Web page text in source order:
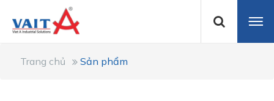
Trang chủ Sản phẩm